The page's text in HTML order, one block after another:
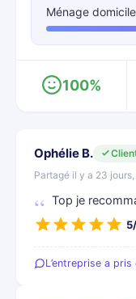
Ménage domicile
100%
Ophélie B.
Partagé il y a 23
Top je
L’entreprise a